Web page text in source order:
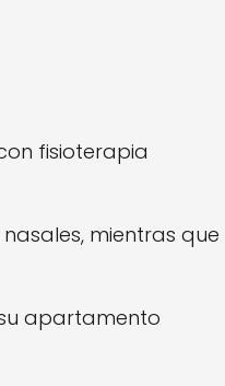
fisioterapia
mientras que
apartamento